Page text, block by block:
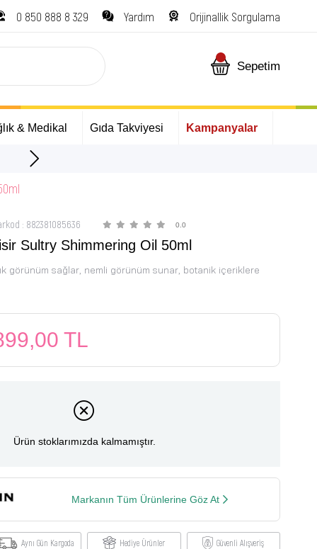
0 850 888 8 329 Yardım Orijinallik Sorgulama
Sepetim
& Medikal Gıda Takviyesi Kampanyalar
: 882381085636 0.0
Sultry Shimmering Oil 50ml
görünüm sağlar, nemli görünüm sunar, botanik içeriklere
TL
Ürün stoklarımızda kalmamıştır.
Markanın Tüm Ürünlerine Göz At
Aynı Gün Kargoda Hediye Ürünler Güvenli Alışveriş